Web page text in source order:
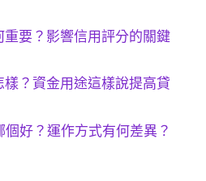
要？影響信用評分的關鍵
？資金用途這樣說提高貸
好？運作方式有何差異？